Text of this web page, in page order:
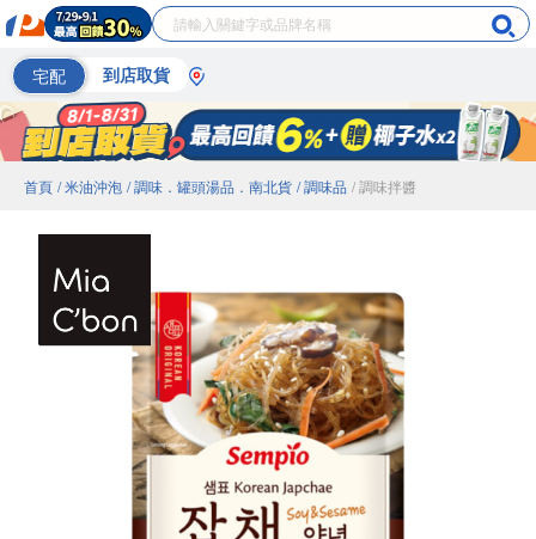
宅配 到店取貨
首頁 / 米油沖泡 / 調味．罐頭湯品．南北貨 / 調味品 / 調味拌醬